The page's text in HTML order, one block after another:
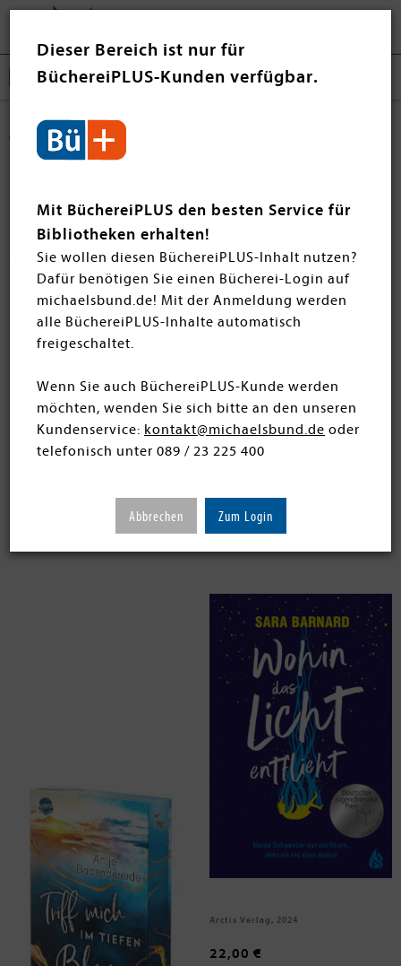
Dieser Bereich ist nur für
BüchereiPLUS-Kunden verfügbar.
Mit BüchereiPLUS den besten Service für
Bibliotheken erhalten!
Sie wollen diesen BüchereiPLUS-Inhalt nutzen?
Dafür benötigen Sie einen Bücherei-Login auf
michaelsbund.de! Mit der Anmeldung werden
alle BüchereiPLUS-Inhalte automatisch
freigeschaltet.
Wenn Sie auch BüchereiPLUS-Kunde werden
möchten, wenden Sie sich bitte an den unseren
Kundenservice: kontakt@michaelsbund.de oder
telefonisch unter 089 / 23 225 400
Abbrechen Zum Login
Jugendbücher
Neuerscheinungen verschiedener Verlage, die bei
unserem Jahreskurs im Schloss Hirschberg vorgestellt
wurden. Alle Novitäten können Sie auch nach
Hirschberg noch in unserem Onlineshop einsehen und
natürlich auch bestellen. Viel Spaß beim Entdecken und
Stöbern!
Filtern SORTIEREN
23 Artikel
Babendererde, Antje
Triff mich im tiefen Blau
Arena Verlag GmbH, 2024
18,00 €
Wohin das Licht entflieht
Arctis Verlag, 2024
22,00 €